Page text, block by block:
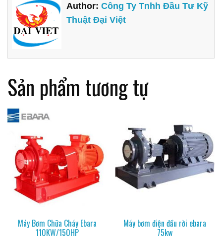
Author:Công Ty Tnhh Đầu Tư Kỹ
Thuật Đại Việt
Sản phẩm tương tự
Máy Bơm Chữa Cháy Ebara
110KW/150HP
Máy bơm điện đầu rời ebara
75kw